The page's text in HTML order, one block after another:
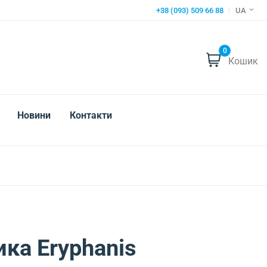
+38 (093) 509 66 88 UA
0
Кошик
Новини Контакти
Eryphanis